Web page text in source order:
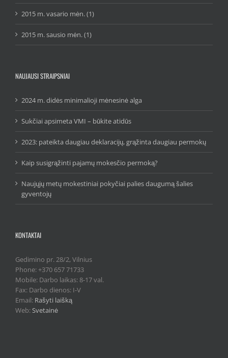
2015 m. vasario mėn. (1)
2015 m. sausio mėn. (1)
NAUJAUSI STRAIPSNIAI
2024 m. didės minimalioji mėnesinė alga
Sukčiai apsimeta VMI – būkite atidūs
2023: pateikta daugiau deklaracijų, grąžinta daugiau permokų
Kaip susigrąžinti pajamų mokesčio permoką?
Naujųjų metų mokestiniai pokyčiai palies daugumą šalies
gyventojų
KONTAKTAI
Gedimino pr. 28/2, Vilnius
Phone: +370 657 71733
Mobile: Darbo laikas: 8-17 val.
Fax: Darbo dienos: I-V
Email: Rašyti laišką
Web:Svetainė